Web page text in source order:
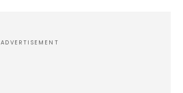
ADVERTISEMENT